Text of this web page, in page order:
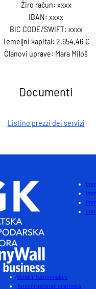
Žiro račun: xxxx
IBAN: xxxx
BIC CODE/SWIFT: xxxx
Temeljni kapital: 2.654,46 €
Članovi uprave: Mara Miloš
Documenti
Listino prezzi dei servizi
Vendi il tuo immobile
Termini generali di attività